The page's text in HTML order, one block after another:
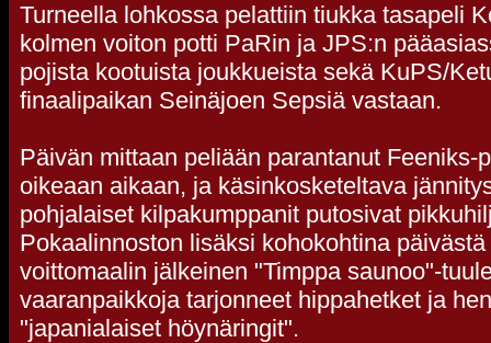
Turneella lohkossa pelattiin tiukka tasapeli
kolmen voiton potti PaRin ja JPS:n
pojista kootuista joukkueista sekä KuPS/
finaalipaikan Seinäjoen Sepsiä vastaan.
Päivän mittaan peliään parantanut Feeniks-
oikeaan aikaan, ja käsinkosketeltava
pohjalaiset kilpakumppanit putosivat
Pokaalinnoston lisäksi kohokohtina
voittomaalin jälkeinen "Timppa saunoo"-
vaaranpaikkoja tarjonneet hippahetket ja
"japanialaiset höynäringit".